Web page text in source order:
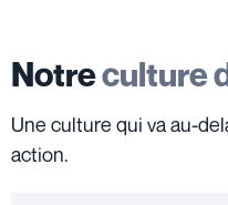
Notreculture
Une culture qui va au-
action.